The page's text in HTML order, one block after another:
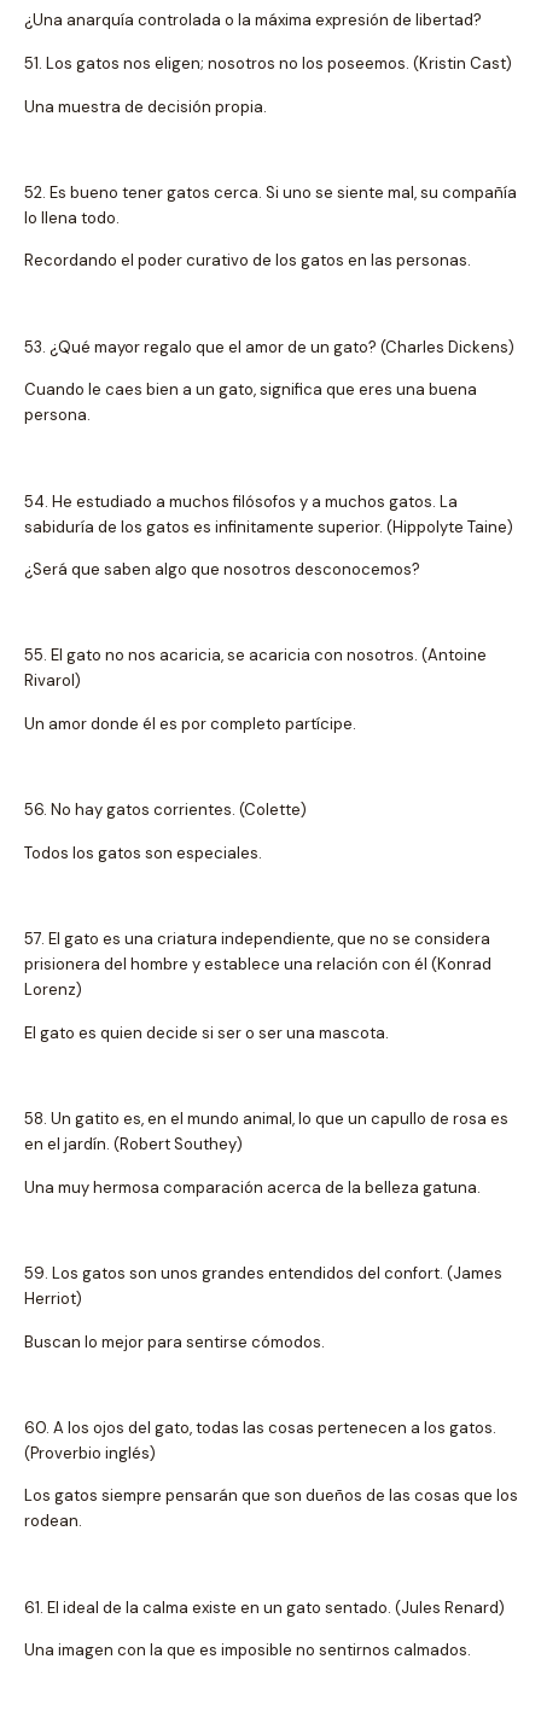
¿Una anarquía controlada o la máxima expresión de libertad?
51. Los gatos nos eligen; nosotros no los poseemos. (Kristin Cast)
Una muestra de decisión propia.
52. Es bueno tener gatos cerca. Si uno se siente mal, su compañía
lo llena todo.
Recordando el poder curativo de los gatos en las personas.
53. ¿Qué mayor regalo que el amor de un gato? (Charles Dickens)
Cuando le caes bien a un gato, significa que eres una buena
persona.
54. He estudiado a muchos filósofos y a muchos gatos. La
sabiduría de los gatos es infinitamente superior. (Hippolyte Taine)
¿Será que saben algo que nosotros desconocemos?
55. El gato no nos acaricia, se acaricia con nosotros. (Antoine
Rivarol)
Un amor donde él es por completo partícipe.
56. No hay gatos corrientes. (Colette)
Todos los gatos son especiales.
57. El gato es una criatura independiente, que no se considera
prisionera del hombre y establece una relación con él (Konrad
Lorenz)
El gato es quien decide si ser o ser una mascota.
58. Un gatito es, en el mundo animal, lo que un capullo de rosa es
en el jardín. (Robert Southey)
Una muy hermosa comparación acerca de la belleza gatuna.
59. Los gatos son unos grandes entendidos del confort. (James
Herriot)
Buscan lo mejor para sentirse cómodos.
60. A los ojos del gato, todas las cosas pertenecen a los gatos.
(Proverbio inglés)
Los gatos siempre pensarán que son dueños de las cosas que los
rodean.
61. El ideal de la calma existe en un gato sentado. (Jules Renard)
Una imagen con la que es imposible no sentirnos calmados.